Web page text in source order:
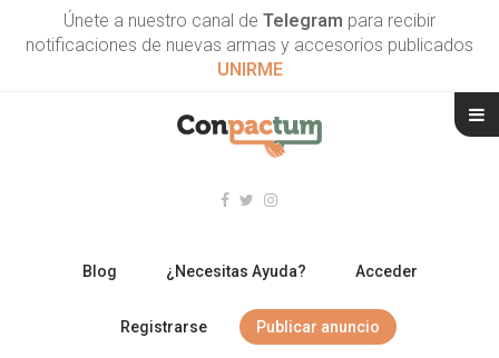
Únete a nuestro canal de Telegram para recibir
notificaciones de nuevas armas y accesorios publicados
UNIRME
Blog ¿Necesitas Ayuda? Acceder
Registrarse Publicar anuncio